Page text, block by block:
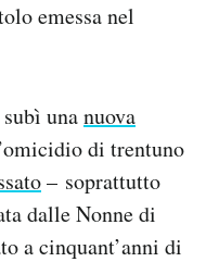
emessa nel
unanuova
di trentuno
– soprattutto
dalle Nonne di
a cinquant’anni di